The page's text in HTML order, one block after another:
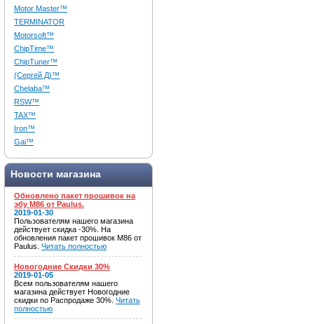
Motor Master™
TERMINATOR
Motorsoft™
ChipTime™
ChipTuner™
(Сергей Д)™
Chelaba™
RSW™
TAX™
Iron™
Gai™
Новости магазина
Обновлено пакет прошивок на
эбу M86 от Paulus.
2019-01-30
Пользователям нашего магазина
действует скидка -30%. На
обновления пакет прошивок M86 от
Paulus. Читать полностью
Новогодние Скидки 30%
2019-01-05
Всем пользователям нашего
магазина действует Новогодние
скидки по Распродаже 30%. Читать
полностью